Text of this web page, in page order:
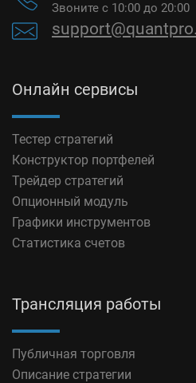
Звоните с 10:00 до 20:00
Онлайн сервисы
Тестер стратегий
Конструктор портфелей
Трейдер стратегий
Опционный модуль
Графики инструментов
Статистика счетов
Трансляция работы
Публичная торговля
Описание стратегии